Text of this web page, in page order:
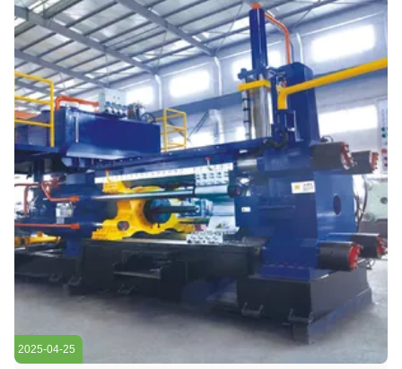
машины. The ...
2025-04-25